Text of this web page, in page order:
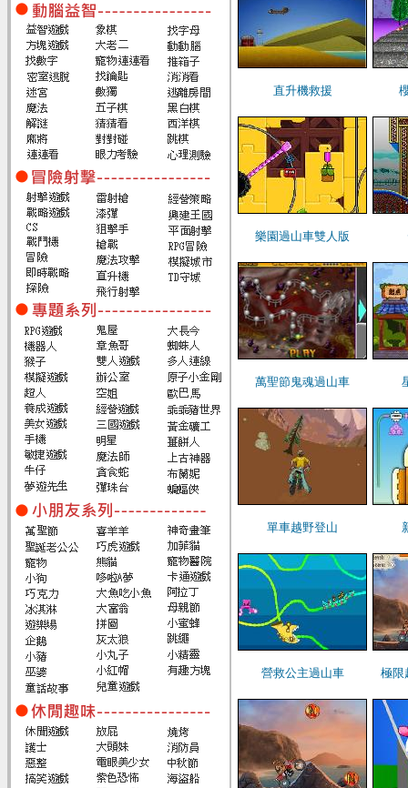
直升機救援
樂園過山車雙人版
萬聖節鬼魂過山車
單車越野登山
營救公主過山車 極限